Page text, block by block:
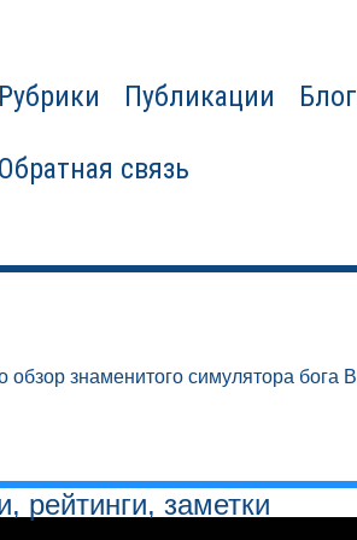
Рубрики Публикации
Обратная связь
обзор знаменитого симулятора бога
рейтинги, заметки